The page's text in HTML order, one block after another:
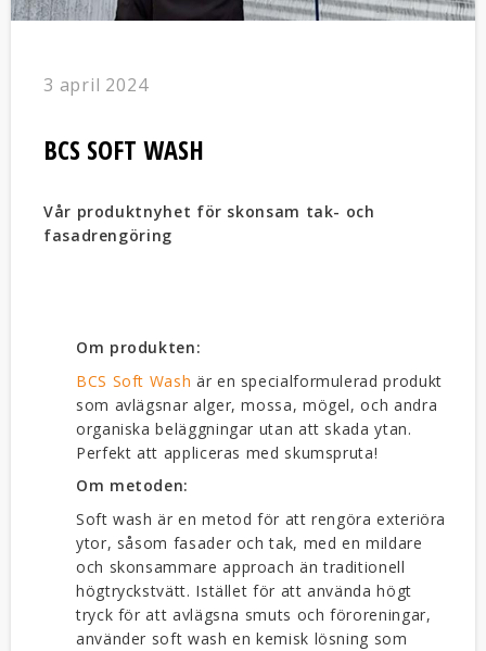
3 april 2024
BCS SOFT WASH
Vår produktnyhet för skonsam tak- och
fasadrengöring
Om produkten:
BCS Soft Wash är en specialformulerad produkt
som avlägsnar alger, mossa, mögel, och andra
organiska beläggningar utan att skada ytan.
Perfekt att appliceras med skumspruta!
Om metoden:
Soft wash är en metod för att rengöra exteriöra
ytor, såsom fasader och tak, med en mildare
och skonsammare approach än traditionell
högtryckstvätt. Istället för att använda högt
tryck för att avlägsna smuts och föroreningar,
använder soft wash en kemisk lösning som